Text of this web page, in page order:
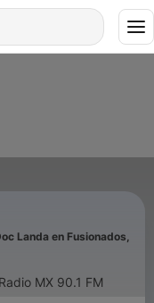
Landa en Fusionados,
MX 90.1 FM